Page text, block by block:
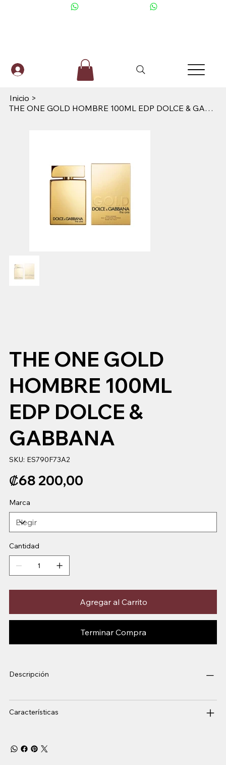
Inicio >
THE ONE GOLD HOMBRE 100ML EDP DOLCE & GABBANA
THE ONE GOLD
HOMBRE 100ML
EDP DOLCE &
GABBANA
SKU: SKU
ES790F73A2
ES790F73A2
Precio
₡68 200,00
Marca
Cantidad
Agregar al Carrito
Terminar Compra
Descripción
Características